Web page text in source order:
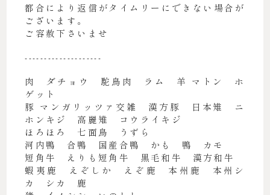
都合により返信がタイムリーにできない場合が
ございます。
ご容赦下さいませ
--------------------
肉 ダチョウ 駝鳥肉 ラム 羊 マトン ホ
ゲット
豚 マンガリッツァ交雑 漢方豚 日本雉 ニ
ホンキジ 高麗雉 コウライキジ
ほろほろ 七面鳥 うずら
河内鴨 合鴨 国産合鴨 かも 鴨 カモ
短角牛 えりも短角牛 黒毛和牛 漢方和牛
蝦夷鹿 えぞしか えぞ鹿 本州鹿 本州シ
カ シカ 鹿